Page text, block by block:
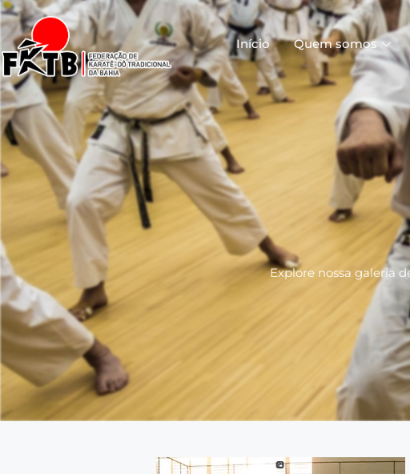
Início Quem somos
Explore nossa galeria